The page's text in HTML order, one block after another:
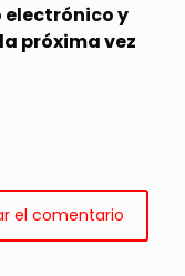
electrónico y
próxima vez